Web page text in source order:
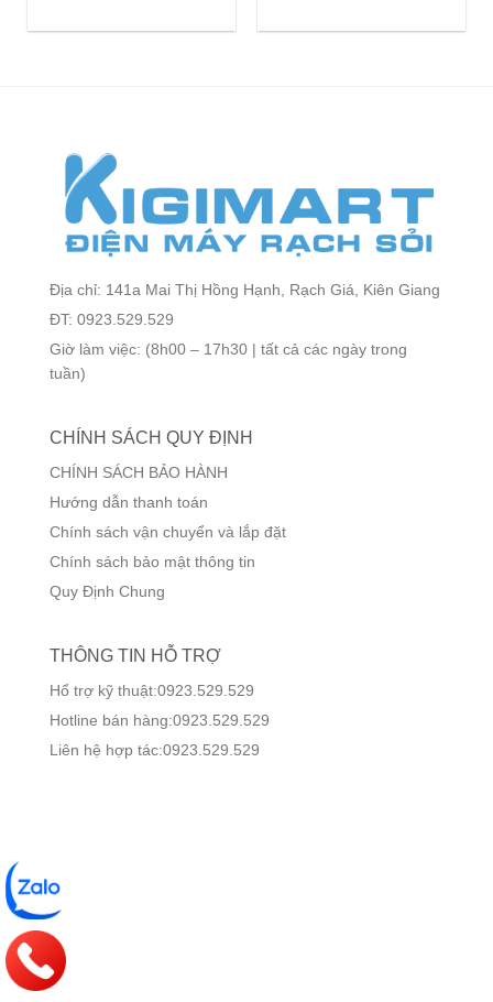
Địa chỉ: 141a Mai Thị Hồng Hạnh, Rạch Giá, Kiên Giang
ĐT: 0923.529.529
Giờ làm việc: (8h00 – 17h30 | tất cả các ngày trong
tuần)
CHÍNH SÁCH QUY ĐỊNH
CHÍNH SÁCH BẢO HÀNH
Hướng dẫn thanh toán
Chính sách vận chuyển và lắp đặt
Chính sách bảo mật thông tin
Quy Định Chung
THÔNG TIN HỖ TRỢ
Hổ trợ kỹ thuật:0923.529.529
Hotline bán hàng:0923.529.529
Liên hệ hợp tác:0923.529.529